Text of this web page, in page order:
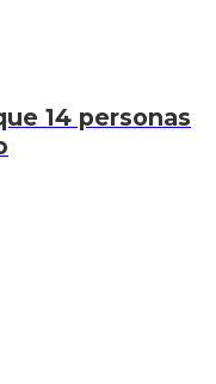
14 personas